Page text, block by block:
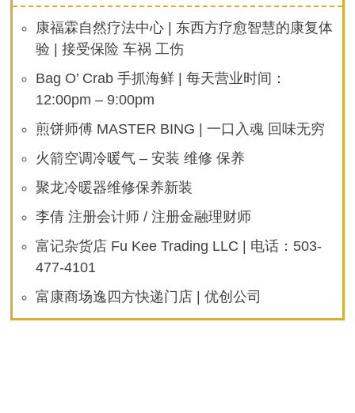
康福霖自然疗法中心 | 东西方疗愈智慧的康复体
验 | 接受保险 车祸 工伤
Bag O’ Crab 手抓海鲜 | 每天营业时间：
12:00pm – 9:00pm
煎饼师傅 MASTER BING | 一口入魂 回味无穷
火箭空调冷暖气 – 安装 维修 保养
聚龙冷暖器维修保养新装
李倩 注册会计师 / 注册金融理财师
富记杂货店 Fu Kee Trading LLC | 电话：503-
477-4101
富康商场逸四方快递门店 | 优创公司